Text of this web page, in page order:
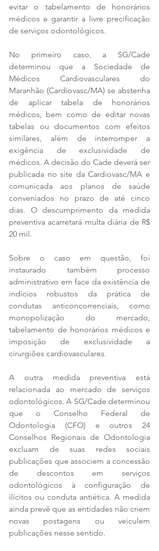
evitar o tabelamento de honorários
médicos e garantir a livre precificação
de serviços odontológicos.
No primeiro caso, a SG/Cade
determinou que a Sociedade de
Médicos Cardiovasculares do
Maranhão (Cardiovasc/MA) se abstenha
de aplicar tabela de honorários
médicos, bem como de editar novas
tabelas ou documentos com efeitos
similares, além de interromper a
exigência de exclusividade de
médicos. A decisão do Cade deverá ser
publicada no site da Cardiovasc/MA e
comunicada aos planos de saúde
conveniados no prazo de até cinco
dias. O descumprimento da medida
preventiva acarretará multa diária de R$
20 mil.
Sobre o caso em questão, foi
instaurado também processo
administrativo em face da existência de
indícios robustos da prática de
condutas anticoncorrenciais, como
monopolização do mercado,
tabelamento de honorários médicos e
imposição de exclusividade a
cirurgiões cardiovasculares.
A outra medida preventiva está
relacionada ao mercado de serviços
odontológicos. A SG/Cade determinou
que o Conselho Federal de
Odontologia (CFO) e outros 24
Conselhos Regionais de Odontologia
excluam de suas redes sociais
publicações que associem a concessão
de descontos em serviços
odontológicos à configuração de
ilícitos ou conduta antiética. A medida
ainda prevê que as entidades não criem
novas postagens ou veiculem
publicações nesse sentido.